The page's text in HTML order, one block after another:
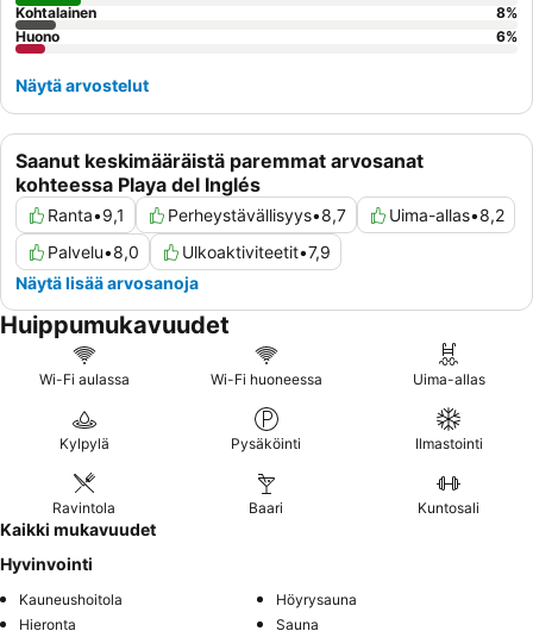
Saanut keskimääräistä paremmat arvosanat
kohteessa Playa del Inglés
Ranta•9,1 Perheystävällisyys•8,7 Uima-allas•8,2
Palvelu•8,0 Ulkoaktiviteetit•7,9
Näytä lisää arvosanoja
Kohtalainen
8%
Huono
6%
Näytä arvostelut
Huippumukavuudet
Wi-Fi aulassa Wi-Fi huoneessa Uima-allas
Kylpylä Pysäköinti Ilmastointi
Ravintola Baari Kuntosali
Kaikki mukavuudet
Hyvinvointi
Kauneushoitola
Höyrysauna
Hieronta
Sauna